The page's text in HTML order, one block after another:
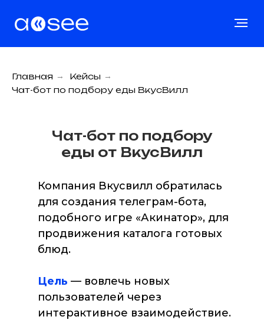
Главная → Кейсы →
Чат-бот по подбору еды ВкусВилл
Компания Вкусвилл обратилась
для создания телеграм-бота,
подобного игре «Акинатор», для
продвижения каталога готовых
блюд.
Цель — вовлечь новых
пользователей через
интерактивное взаимодействие.
Чат-бот по подбору
еды от ВкусВилл